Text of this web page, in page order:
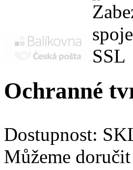
Ochranné
Dostupnost:
Můžeme